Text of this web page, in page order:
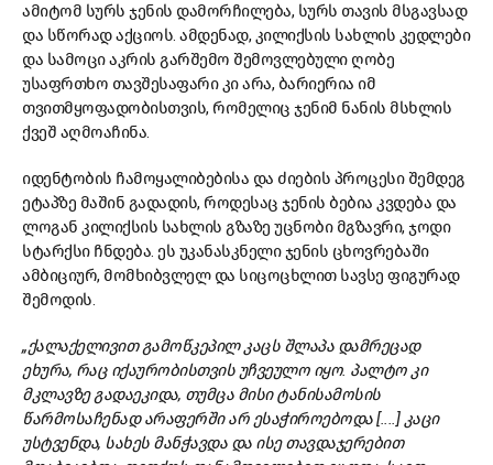
ამიტომ სურს ჯენის დამორჩილება, სურს თავის მსგავსად
და სწორად აქციოს. ამდენად, კილიქსის სახლის კედლები
და სამოცი აკრის გარშემო შემოვლებული ღობე
უსაფრთხო თავშესაფარი კი არა, ბარიერია იმ
თვითმყოფადობისთვის, რომელიც ჯენიმ ნანის მსხლის
ქვეშ აღმოაჩინა.
იდენტობის ჩამოყალიბებისა და ძიების პროცესი შემდეგ
ეტაპზე მაშინ გადადის, როდესაც ჯენის ბებია კვდება და
ლოგან კილიქსის სახლის გზაზე უცნობი მგზავრი, ჯოდი
სტარქსი ჩნდება. ეს უკანასკნელი ჯენის ცხოვრებაში
ამბიციურ, მომხიბვლელ და სიცოცხლით სავსე ფიგურად
შემოდის.
„ქალაქელივით გამოწკეპილ კაცს შლაპა დამრეცად
ეხურა, რაც იქაურობისთვის უჩვეულო იყო. პალტო კი
მკლავზე გადაეკიდა, თუმცა მისი ტანისამოსის
წარმოსაჩენად არაფერში არ ესაჭიროებოდა [....] კაცი
უსტვენდა, სახეს მანჭავდა და ისე თავდაჯერებით